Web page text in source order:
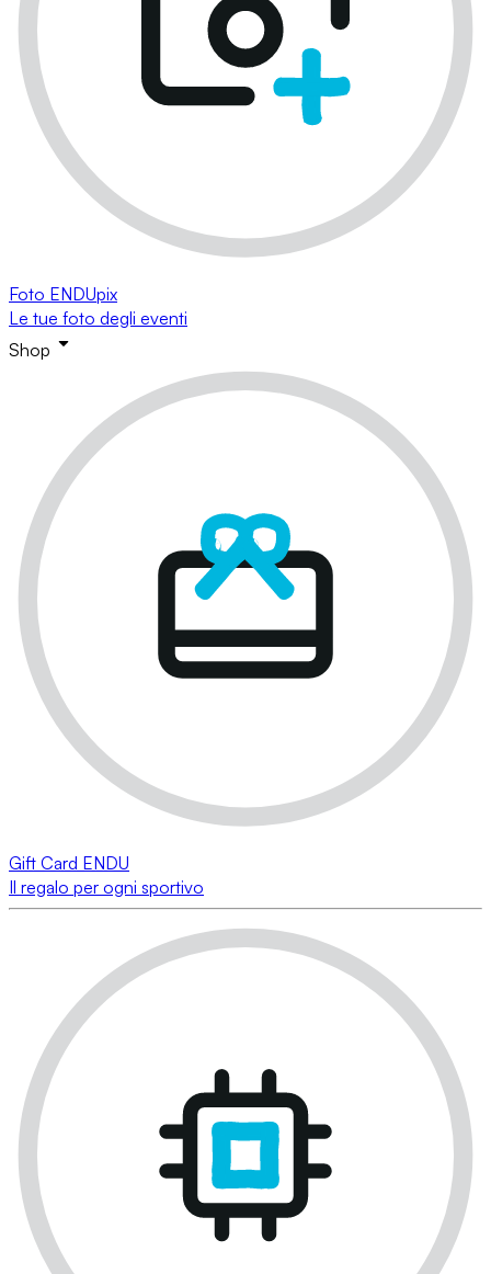
Foto ENDUpix
Le tue foto degli eventi
Shop
Gift Card ENDU
Il regalo per ogni sportivo